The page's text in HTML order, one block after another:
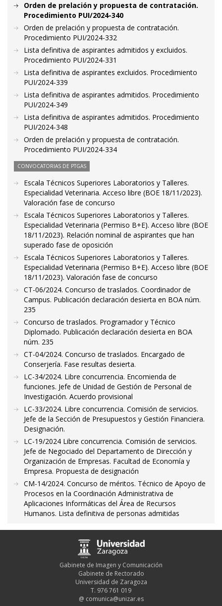
Orden de prelación y propuesta de contratación.
Procedimiento PUI/2024-340
Orden de prelación y propuesta de contratación.
Procedimiento PUI/2024-332
Lista definitiva de aspirantes admitidos y excluidos.
Procedimiento PUI/2024-331
Lista definitiva de aspirantes excluidos. Procedimiento
PUI/2024-339
Lista definitiva de aspirantes admitidos. Procedimiento
PUI/2024-349
Lista definitiva de aspirantes admitidos. Procedimiento
PUI/2024-348
Orden de prelación y propuesta de contratación.
Procedimiento PUI/2024-334
CONVOCATORIAS DE PTGAS
Escala Técnicos Superiores Laboratorios y Talleres.
Especialidad Veterinaria. Acceso libre (BOE 18/11/2023).
Valoración fase de concurso
Escala Técnicos Superiores Laboratorios y Talleres.
Especialidad Veterinaria (Permiso B+E). Acceso libre (BOE
18/11/2023). Relación nominal de aspirantes que han
superado fase de oposición
Escala Técnicos Superiores Laboratorios y Talleres.
Especialidad Veterinaria (Permiso B+E). Acceso libre (BOE
18/11/2023). Valoración fase de concurso
CT-06/2024. Concurso de traslados. Coordinador de
Campus. Publicación declaración desierta en BOA núm.
235
Concurso de traslados. Programador y Técnico
Diplomado. Publicación declaración desierta en BOA
núm. 235
CT-04/2024. Concurso de traslados. Encargado de
Conserjería. Fase resultas desierta.
LC-34/2024. Libre concurrencia. Encomienda de
funciones. Jefe de Unidad de Gestión de Personal de
Investigación. Acuerdo provisional
LC-33/2024. Libre concurrencia. Comisión de servicios.
Jefe de la Sección de Presupuestos y Gestión Financiera.
Designación.
LC-19/2024 Libre concurrencia. Comisión de servicios.
Jefe de Negociado del Departamento de Dirección y
Organización de Empresas. Facultad de Economía y
Empresa. Propuesta de designación
CM-14/2024. Concurso de méritos. Técnico de Apoyo de
Procesos en la Coordinación Administrativa de
Aplicaciones Informáticas del Área de Recursos
Humanos. Lista definitiva de personas admitidas
Gabinete de Imagen y Comunicación
Gabinete de Rectorado
Universidad de Zaragoza
T. 976 761 019
@ comunica@unizar.es